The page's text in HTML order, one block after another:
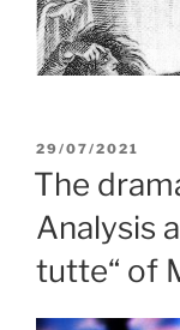
Publikované
29/07/2021
The
Analysis
tutte“ of